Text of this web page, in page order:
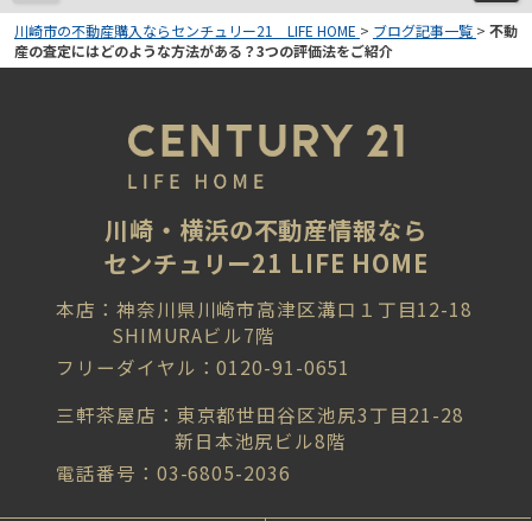
川崎市の不動産購入ならセンチュリー21 LIFE HOME > ブログ記事一覧 > 不動
産の査定にはどのような方法がある？3つの評価法をご紹介
川崎・横浜の不動産情報なら
センチュリー21 LIFE HOME
本店：神奈川県川崎市高津区溝口１丁目12-18
SHIMURAビル7階
フリーダイヤル：0120-91-0651
三軒茶屋店：東京都世田谷区池尻3丁目21-28
新日本池尻ビル8階
電話番号：03-6805-2036